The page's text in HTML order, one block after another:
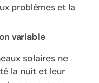
problèmes et la
variable
solaires ne
la nuit et leur